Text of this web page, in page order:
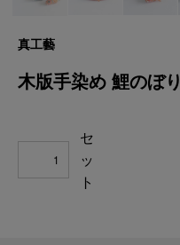
真工藝
木版手染め 鯉のぼり
セ
ッ
ト